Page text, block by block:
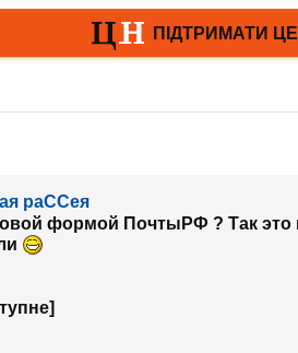
раССея
формой ПочтыРФ ? Так